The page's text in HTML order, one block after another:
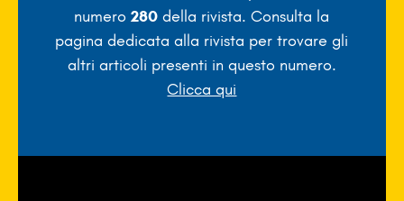
numero280 della rivista. Consulta la
pagina dedicata alla rivista per trovare gli
altri articoli presenti in questo numero.
Clicca qui